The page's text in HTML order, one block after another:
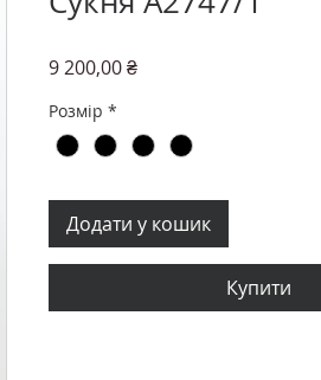
9 200,00 ₴Ціна
Розмір *
Додати у кошик
Купити